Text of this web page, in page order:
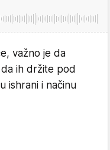
važno je da
ih držite pod
ishrani i načinu